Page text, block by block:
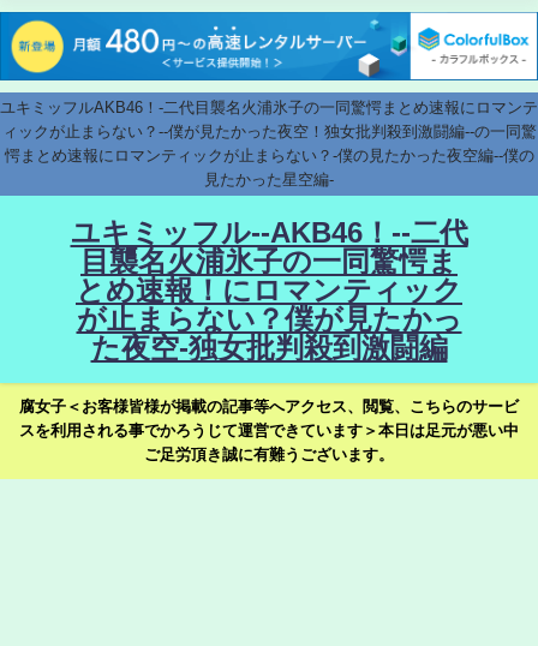
ユキミッフルAKB46！-二代目襲名火浦氷子の一同驚愕まとめ速報にロマンテ
ィックが止まらない？--僕が見たかった夜空！独女批判殺到激闘編--の一同驚
愕まとめ速報にロマンティックが止まらない？-僕の見たかった夜空編--僕の
見たかった星空編-
ユキミッフル--AKB46！--二代
目襲名火浦氷子の一同驚愕ま
とめ速報！にロマンティック
が止まらない？僕が見たかっ
た夜空-独女批判殺到激闘編
腐女子＜お客様皆様が掲載の記事等へアクセス、閲覧、こちらのサービ
スを利用される事でかろうじて運営できています＞本日は足元が悪い中
ご足労頂き誠に有難うございます。